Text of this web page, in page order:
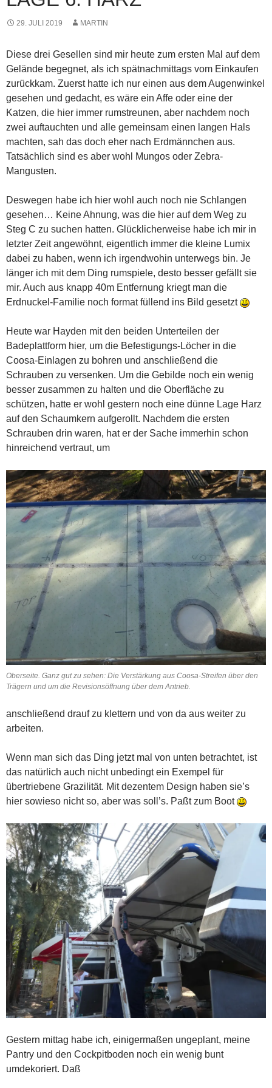
29. JULI 2019 MARTIN
Diese drei Gesellen sind mir heute zum ersten Mal auf dem
Gelände begegnet, als ich spätnachmittags vom Einkaufen
zurückkam. Zuerst hatte ich nur einen aus dem Augenwinkel
gesehen und gedacht, es wäre ein Affe oder eine der
Katzen, die hier immer rumstreunen, aber nachdem noch
zwei auftauchten und alle gemeinsam einen langen Hals
machten, sah das doch eher nach Erdmännchen aus.
Tatsächlich sind es aber wohl Mungos oder Zebra-
Mangusten.
Deswegen habe ich hier wohl auch noch nie Schlangen
gesehen… Keine Ahnung, was die hier auf dem Weg zu
Steg C zu suchen hatten. Glücklicherweise habe ich mir in
letzter Zeit angewöhnt, eigentlich immer die kleine Lumix
dabei zu haben, wenn ich irgendwohin unterwegs bin. Je
länger ich mit dem Ding rumspiele, desto besser gefällt sie
mir. Auch aus knapp 40m Entfernung kriegt man die
Erdnuckel-Familie noch format füllend ins Bild gesetzt
Heute war Hayden mit den beiden Unterteilen der
Badeplattform hier, um die Befestigungs-Löcher in die
Coosa-Einlagen zu bohren und anschließend die
Schrauben zu versenken. Um die Gebilde noch ein wenig
besser zusammen zu halten und die Oberfläche zu
schützen, hatte er wohl gestern noch eine dünne Lage Harz
auf den Schaumkern aufgerollt. Nachdem die ersten
Schrauben drin waren, hat er der Sache immerhin schon
hinreichend vertraut, um
Oberseite. Ganz gut zu sehen: Die Verstärkung aus Coosa-Streifen über den
Trägern und um die Revisionsöffnung über dem Antrieb.
anschließend drauf zu klettern und von da aus weiter zu
arbeiten.
Wenn man sich das Ding jetzt mal von unten betrachtet, ist
das natürlich auch nicht unbedingt ein Exempel für
übertriebene Grazilität. Mit dezentem Design haben sie’s
hier sowieso nicht so, aber was soll’s. Paßt zum Boot
Gestern mittag habe ich, einigermaßen ungeplant, meine
Pantry und den Cockpitboden noch ein wenig bunt
umdekoriert. Daß